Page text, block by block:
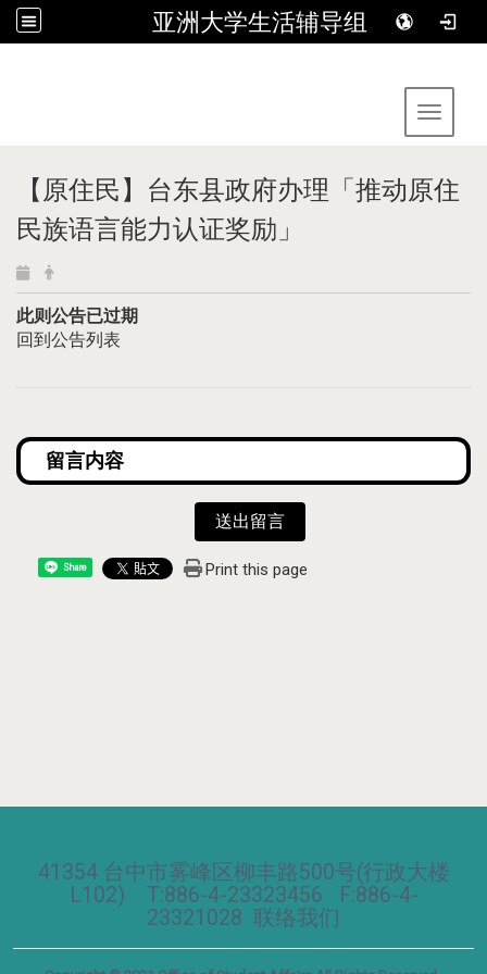
亚洲大学生活辅导组
Toggle
【原住民】台东县政府办理「推动原住
民族语言能力认证奖励」
此则公告已过期
回到公告列表
送出留言
Share Print this page
41354 台中市雾峰区柳丰路500号(行政大楼
L102) T:886-4-23323456 F:886-4-
23321028 联络我们